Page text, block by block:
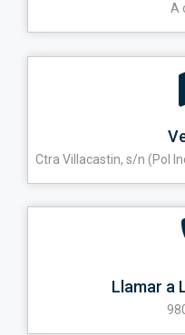
A
Ctra Villacastin, s/n (Pol
Llamar a